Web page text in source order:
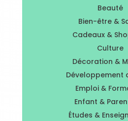
Beauté
Bien-être &
Cadeaux &
Culture
Décoration &
Développement
Emploi &
Enfant &
Études &